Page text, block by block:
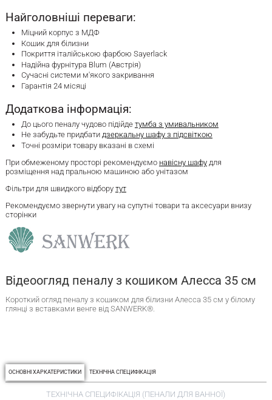
Найголовніші переваги:
Міцний корпус з МДФ
Кошик для білизни
Покриття італійською фарбою Sayerlack
Надійна фурнітура Blum (Австрія)
Сучасні системи м'якого закривання
Гарантія 24 місяці
Додаткова інформація:
До цього пеналу чудово підійде тумба з умивальником
Не забудьте придбати дзеркальну шафу з підсвіткою
Точні розміри товару вказані в схемі
При обмеженому просторі рекомендуємо навісну шафудля
розміщення над пральною машиною або унітазом
Фільтри для швидкого відбору тут
Рекомендуємо звернути увагу на супутні товари та аксесуари внизу
сторінки
Відеоогляд пеналу з кошиком Алесса 35 см
Короткий огляд пеналу з кошиком для білизни Алесса 35 см у білому
глянці з вставками венге від SANWERK®.
ОСНОВНІ ХАРКАТЕРИСТИКИ ТЕХНІЧНА СПЕЦИФІКАЦІЯ
ТЕХНІЧНА СПЕЦИФІКАЦІЯ (ПЕНАЛИ ДЛЯ ВАННОЇ)